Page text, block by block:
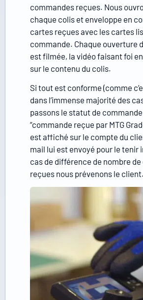
commandes reçues. Nous
chaque colis et enveloppe en
cartes reçues avec les cartes
commande. Chaque ouverture
est filmée, la vidéo faisant foi
sur le contenu du colis.
Si tout est conforme (comme
dans l’immense majorité des
passons le statut de
“commande reçue par MTG
est affiché sur le compte du
mail lui est envoyé pour le tenir
cas de différence de nombre
reçues nous prévenons le client.